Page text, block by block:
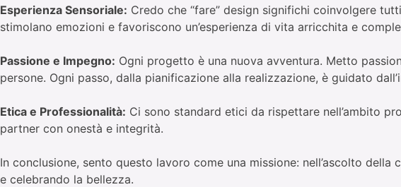
Esperienza Sensoriale: Credo che “fare” design significhi coinvolgere
stimolano emozioni e favoriscono un’esperienza di vita arricchita e
Passione e Impegno: Ogni progetto è una nuova avventura. Metto
persone. Ogni passo, dalla pianificazione alla realizzazione, è guidato
Etica e Professionalità: Ci sono standard etici da rispettare nell’ambito
partner con onestà e integrità.
In conclusione, sento questo lavoro come una missione: nell’ascolto
e celebrando la bellezza.